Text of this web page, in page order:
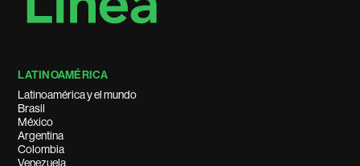
LATINOAMÉRICA
Latinoamérica y el mundo
Brasil
México
Argentina
Colombia
Venezuela